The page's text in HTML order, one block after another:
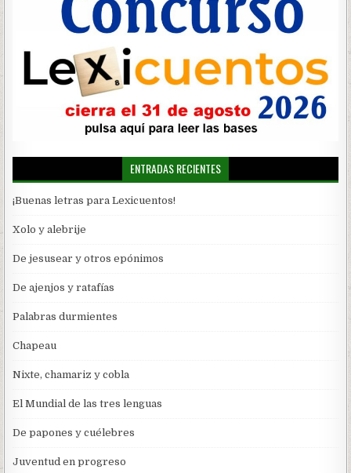
ENTRADAS RECIENTES
¡Buenas letras para Lexicuentos!
Xolo y alebrije
De jesusear y otros epónimos
De ajenjos y ratafías
Palabras durmientes
Chapeau
Nixte, chamariz y cobla
El Mundial de las tres lenguas
De papones y cuélebres
Juventud en progreso